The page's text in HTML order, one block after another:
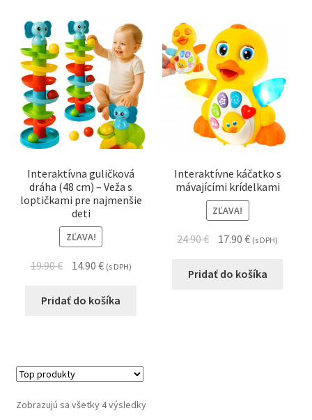
Interaktívna guličková
dráha (48 cm) – Veža s
loptičkami pre najmenšie
deti
ZĽAVA!
19.90€ 14.90 € (s DPH)
Pridať do košíka
Interaktívne káčatko s
mávajícími krídelkami
ZĽAVA!
24.90€ 17.90€ (s DPH)
Pridať do košíka
Zobrazujú sa všetky 4 výsledky